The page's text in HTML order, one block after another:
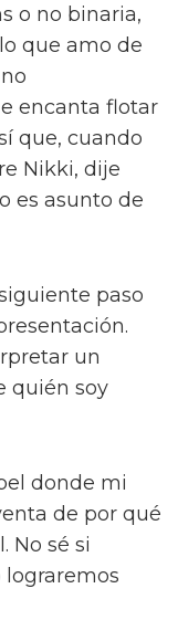
o no binaria,
que amo de
encanta flotar
que, cuando
Nikki, dije
es asunto de
paso
un
quién soy
donde mi
de por qué
No sé si
lograremos